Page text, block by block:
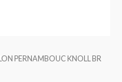
PERNAMBOUC KNOLL BR